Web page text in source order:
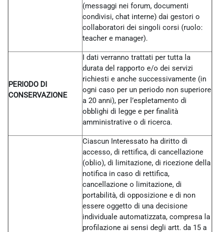
(messaggi nei forum, documenti
condivisi, chat interne) dai gestori o
collaboratori dei singoli corsi (ruolo:
teacher e manager).
PERIODO DI
CONSERVAZIONE
I dati verranno trattati per tutta la
durata del rapporto e/o dei servizi
richiesti e anche successivamente (in
ogni caso per un periodo non superiore
a 20 anni), per l’espletamento di
obblighi di legge e per finalità
amministrative o di ricerca.
Ciascun Interessato ha diritto di
accesso, di rettifica, di cancellazione
(oblio), di limitazione, di ricezione della
notifica in caso di rettifica,
cancellazione o limitazione, di
portabilità, di opposizione e di non
essere oggetto di una decisione
individuale automatizzata, compresa la
profilazione ai sensi degli artt. da 15 a